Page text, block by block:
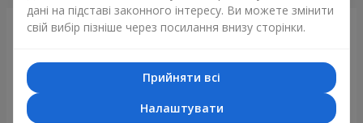
Фотогалерея
дані на підставі законного інтересу. Ви можете змінити
свій вибір пізніше через посилання внизу сторінки.
Прийняти всі
Налаштувати